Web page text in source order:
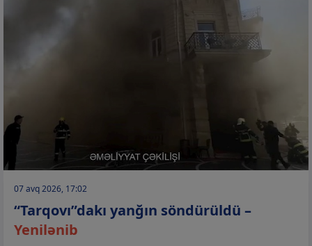
07 avq 2026, 17:02
“Tarqovı”dakı yanğın söndürüldü –
Yenilənib